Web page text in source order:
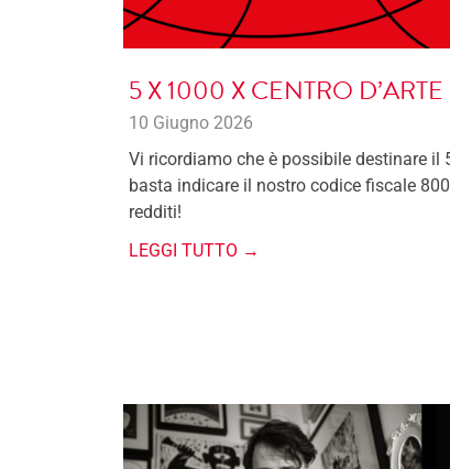
5 X 1000 X CENTRO D’ARTE
10 Giugno 2026
Vi ricordiamo che è possibile destinare il
basta indicare il nostro codice fiscale
redditi!
LEGGI TUTTO →